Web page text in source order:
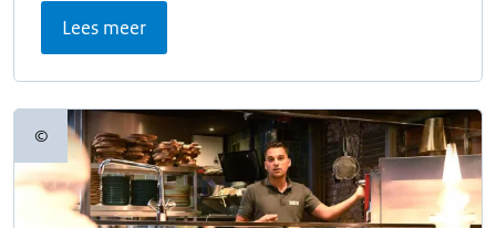
Lees meer
©Copyrightinformatie